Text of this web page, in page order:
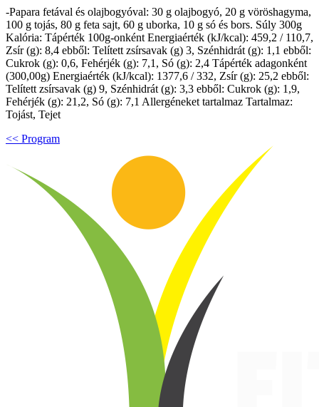
-Papara fetával és olajbogyóval: 30 g olajbogyó, 20 g vöröshagyma,
100 g tojás, 80 g feta sajt, 60 g uborka, 10 g só és bors. Súly 300g
Kalória: Tápérték 100g-onként Energiaérték (kJ/kcal): 459,2 / 110,7,
Zsír (g): 8,4 ebből: Telített zsírsavak (g) 3, Szénhidrát (g): 1,1 ebből:
Cukrok (g): 0,6, Fehérjék (g): 7,1, Só (g): 2,4 Tápérték adagonként
(300,00g) Energiaérték (kJ/kcal): 1377,6 / 332, Zsír (g): 25,2 ebből:
Telített zsírsavak (g) 9, Szénhidrát (g): 3,3 ebből: Cukrok (g): 1,9,
Fehérjék (g): 21,2, Só (g): 7,1 Allergéneket tartalmaz Tartalmaz:
Tojást, Tejet
<< Program